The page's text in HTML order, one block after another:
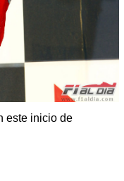
este inicio de